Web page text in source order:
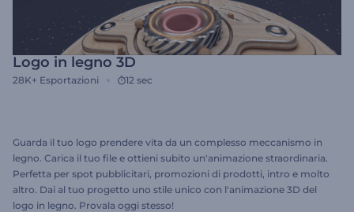
Logo in legno 3D
28K+ Esportazioni 12 sec
Guarda il tuo logo prendere vita da un complesso meccanismo in
legno. Carica il tuo file e ottieni subito un'animazione straordinaria.
Perfetta per spot pubblicitari, promozioni di prodotti, intro e molto
altro. Dai al tuo progetto uno stile unico con l'animazione 3D del
logo in legno. Provala oggi stesso!